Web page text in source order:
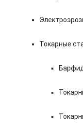
Токарные